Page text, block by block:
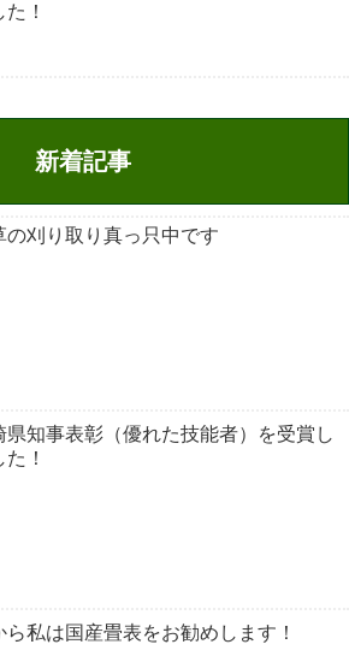
た！
新着記事
の刈り取り真っ只中です
県知事表彰（優れた技能者）を受賞し
た！
ら私は国産畳表をお勧めします！